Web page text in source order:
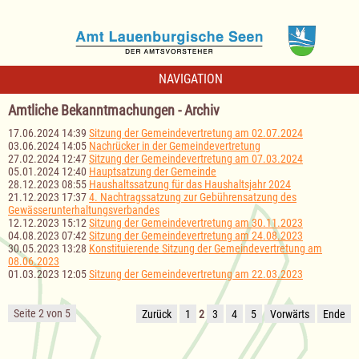
NAVIGATION
Amtliche Bekanntmachungen - Archiv
17.06.2024 14:39 Sitzung der Gemeindevertretung am 02.07.2024
03.06.2024 14:05 Nachrücker in der Gemeindevertretung
27.02.2024 12:47Sitzung der Gemeindevertretung am 07.03.2024
05.01.2024 12:40 Hauptsatzung der Gemeinde
28.12.2023 08:55 Haushaltssatzung für das Haushaltsjahr 2024
21.12.2023 17:374. Nachtragssatzung zur Gebührensatzung des
Gewässerunterhaltungsverbandes
12.12.2023 15:12 Sitzung der Gemeindevertretung am 30.11.2023
04.08.2023 07:42 Sitzung der Gemeindevertretung am 24.08.2023
30.05.2023 13:28 Konstituierende Sitzung der Gemeindevertretung am
08.06.2023
01.03.2023 12:05Sitzung der Gemeindevertretung am 22.03.2023
Seite 2 von 5 Zurück 1 2 3 4 5 Vorwärts Ende